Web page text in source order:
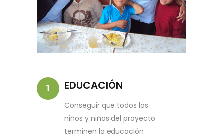
EDUCACIÓN
Conseguir que todos los
niños y niñas del proyecto
terminen la educación